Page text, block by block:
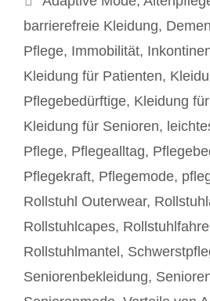
barrierefreie Kleidung,
Pflege, Immobilität,
Kleidung für Patienten,
Pflegebedürftige, Kleidung
Kleidung für Senioren,
Pflege, Pflegealltag,
Pflegekraft, Pflegemode,
Rollstuhl Outerwear,
Rollstuhlcapes,
Rollstuhlmantel,
Seniorenbekleidung,